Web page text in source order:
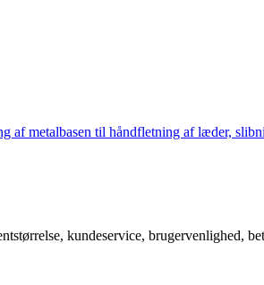
af metalbasen til håndfletning af læder,
kundeservice, brugervenlighed,